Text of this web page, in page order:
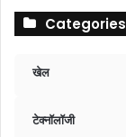
Categories
खेल
टेक्नॉलॉजी